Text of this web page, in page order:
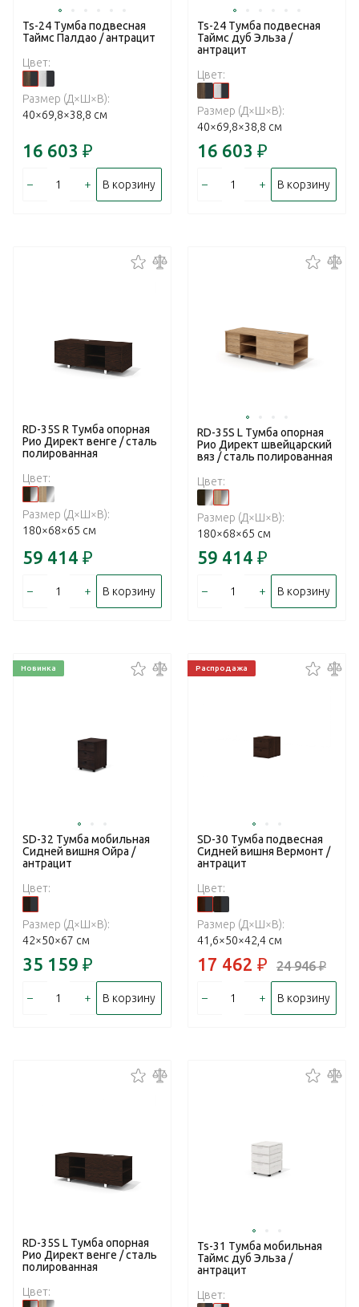
Ts-24 Тумба подвесная
Таймс Палдао / антрацит
Цвет:
Размер (Д×Ш×В):
40×69,8×38,8 см
16 603 ₽
– + В корзину
Ts-24 Тумба подвесная
Таймс дуб Эльза /
антрацит
Цвет:
Размер (Д×Ш×В):
40×69,8×38,8 см
16 603 ₽
– + В корзину
RD-35S R Тумба опорная
Рио Директ венге / сталь
полированная
Цвет:
Размер (Д×Ш×В):
180×68×65 см
59 414 ₽
– + В корзину
RD-35S L Тумба опорная
Рио Директ швейцарский
вяз / сталь полированная
Цвет:
Размер (Д×Ш×В):
180×68×65 см
59 414 ₽
– + В корзину
Новинка
SD-32 Тумба мобильная
Сидней вишня Ойра /
антрацит
Цвет:
Размер (Д×Ш×В):
42×50×67 см
35 159 ₽
– + В корзину
Распродажа
SD-30 Тумба подвесная
Сидней вишня Вермонт /
антрацит
Цвет:
Размер (Д×Ш×В):
41,6×50×42,4 см
17 462 ₽ 24 946₽
– + В корзину
RD-35S L Тумба опорная
Рио Директ венге / сталь
полированная
Цвет:
Ts-31 Тумба мобильная
Таймс дуб Эльза /
антрацит
Цвет: